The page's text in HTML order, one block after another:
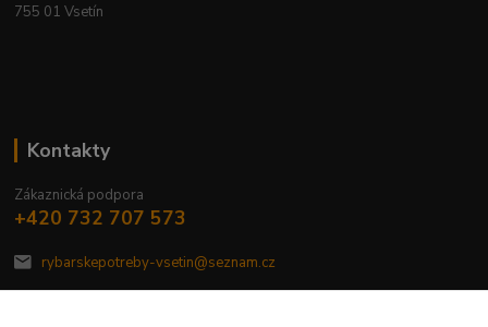
755 01 Vsetín
Kontakty
Zákaznická podpora
+420 732 707 573
rybarskepotreby-vsetin@seznam.cz